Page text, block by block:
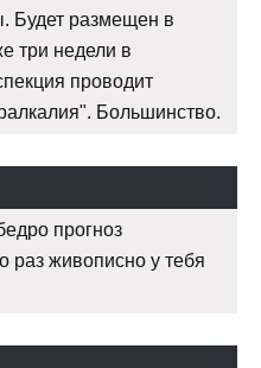
Будет размещен в
три недели в
проводит
Большинство.
прогноз
раз живописно у тебя